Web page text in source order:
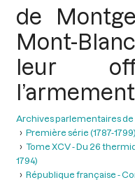
de
Mont-
leur
Archives parlementaires de
Première série (1787-1799)
Tome XCV - Du 26
1794)
République française -